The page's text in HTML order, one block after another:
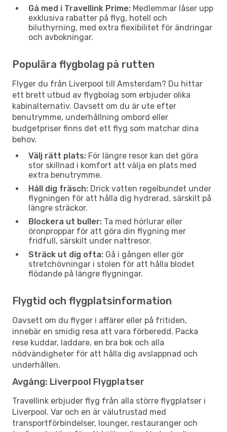
Gå med i Travellink Prime: Medlemmar låser upp
exklusiva rabatter på flyg, hotell och
biluthyrning, med extra flexibilitet för ändringar
och avbokningar.
Populära flygbolag på rutten
Flyger du från Liverpool till Amsterdam? Du hittar
ett brett utbud av flygbolag som erbjuder olika
kabinalternativ. Oavsett om du är ute efter
benutrymme, underhållning ombord eller
budgetpriser finns det ett flyg som matchar dina
behov.
Välj rätt plats: För längre resor kan det göra
stor skillnad i komfort att välja en plats med
extra benutrymme.
Håll dig fräsch: Drick vatten regelbundet under
flygningen för att hålla dig hydrerad, särskilt på
längre sträckor.
Blockera ut buller: Ta med hörlurar eller
öronproppar för att göra din flygning mer
fridfull, särskilt under nattresor.
Sträck ut dig ofta: Gå i gången eller gör
stretchövningar i stolen för att hålla blodet
flödande på längre flygningar.
Flygtid och flygplatsinformation
Oavsett om du flyger i affärer eller på fritiden,
innebär en smidig resa att vara förberedd. Packa
rese kuddar, laddare, en bra bok och alla
nödvändigheter för att hålla dig avslappnad och
underhållen.
Avgång: Liverpool Flygplatser
Travellink erbjuder flyg från alla större flygplatser i
Liverpool. Var och en är välutrustad med
transportförbindelser, lounger, restauranger och